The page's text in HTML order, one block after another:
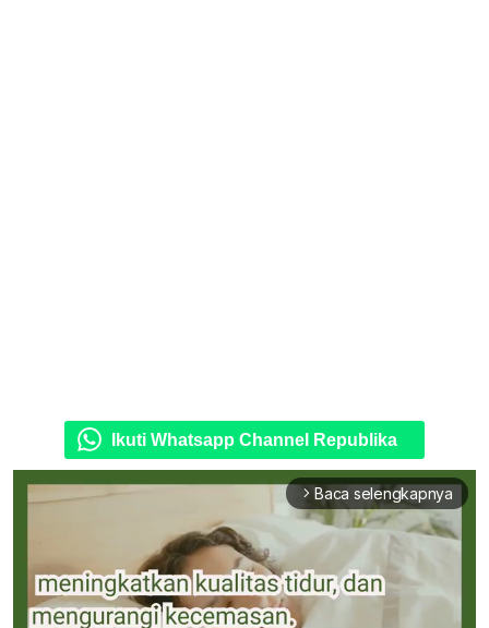
Ikuti Whatsapp Channel Republika
arrow_forward_ios Baca selengkapnya